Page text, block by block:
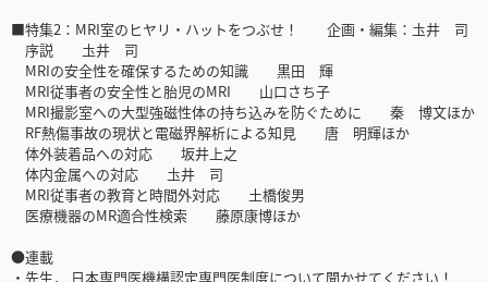
■特集2：MRI室のヒヤリ・ハットをつぶせ！ 企画・編集：圡井 司
序説 圡井 司
MRIの安全性を確保するための知識 黒田 輝
MRI従事者の安全性と胎児のMRI 山口さち子
MRI撮影室への大型強磁性体の持ち込みを防ぐために 秦 博文ほか
RF熱傷事故の現状と電磁界解析による知見 唐 明輝ほか
体外装着品への対応 坂井上之
体内金属への対応 圡井 司
MRI従事者の教育と時間外対応 土橋俊男
医療機器のMR適合性検索 藤原康博ほか
●連載
・先生， 日本専門医機構認定専門医制度について聞かせてください！